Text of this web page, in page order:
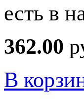
есть в
362.00
В